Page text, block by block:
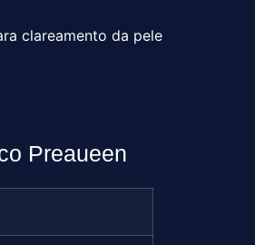
clareamento da pele
Preaueen